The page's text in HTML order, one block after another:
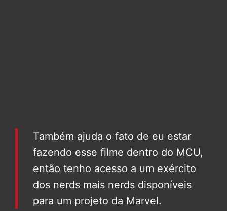
Também ajuda o fato de eu estar
fazendo esse filme dentro do MCU,
então tenho acesso a um exército
dos nerds mais nerds disponíveis
para um projeto da Marvel.